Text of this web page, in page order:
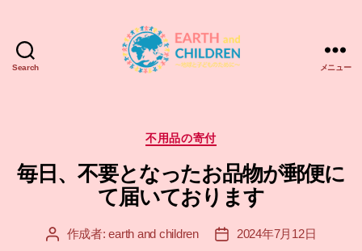
Search
＆
ル
ド
レ
EARTH
メニュー
カ
ゴ
リ
ー
不用品の寄付
毎日、不要となったお品物が郵便に
て届いております
投 作成者:earth and children
投
2024年7月12日